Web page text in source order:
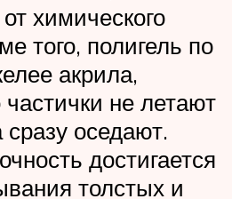
химического
того, полигель по
акрила,
частички не летают
сразу оседают.
достигается
толстых и